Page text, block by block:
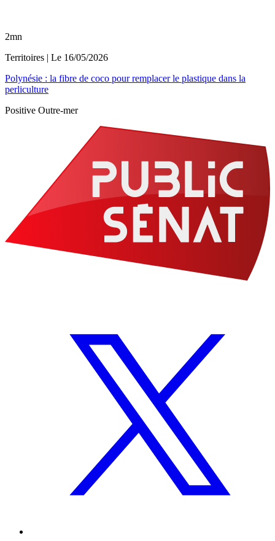
2mn
Territoires | Le 16/05/2026
Polynésie : la fibre de coco pour remplacer le plastique dans la
perliculture
Positive Outre-mer